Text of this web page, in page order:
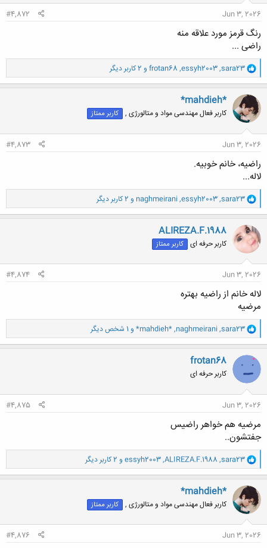
Jun 3, 2026
#4,872
رنگ قرمز مورد علاقه منه
راضی ...
و
ا
ک
ن
ش
ه
ا
sara23
,
essyh2003
,
frotan68 و 2 کاربر دیگر
*mahdieh*
کاربر فعال مهندسی مواد و متالورژی , کاربر ممتاز
Jun 3, 2026
#4,873
راضیه، خانم خوبیه.
لاله...
و
ا
ک
ن
ش
ه
ا
sara23
,
essyh2003
,
naghmeirani و 2 کاربر دیگر
ALIREZA.F.1988
کاربر حرفه ای کاربر ممتاز
Jun 3, 2026
#4,874
لاله خانم از راضیه بهتره
مرضیه
و
ا
ک
ن
ش
ه
ا
sara23
,
naghmeirani
,
*mahdieh* و 1 شخص دیگر
frotan68
کاربر حرفه ای
Jun 3, 2026
#4,875
مرضیه هم خواهر راضیس
جفتشون..
و
ا
ک
ن
ش
ه
ا
sara23
,
ALIREZA.F.1988
,
essyh2003 و 2 کاربر دیگر
*mahdieh*
کاربر فعال مهندسی مواد و متالورژی , کاربر ممتاز
Jun 3, 2026
#4,876